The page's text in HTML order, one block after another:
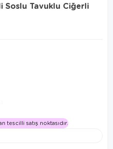
Soslu Tavuklu Ciğerli
tescilli satış noktasıdır.